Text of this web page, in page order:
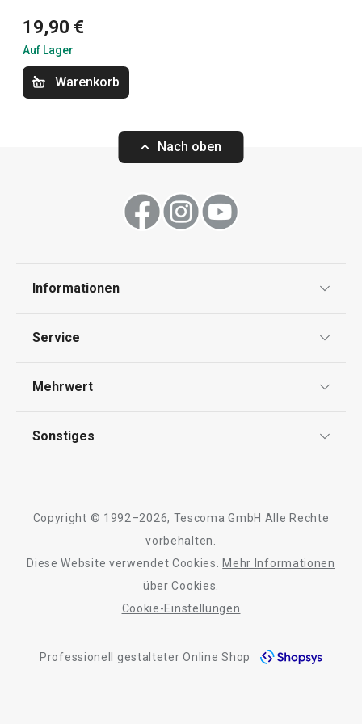
Schneiden
Haushalt
Waschen und Reinigen
Universalmesser PRECIOSO 9 cm
Warenkorb
Vespermesser
Alle Produkte der Linie PRECIOSO
19,90 €
Auf Lager
Warenkorb
Nach oben
Informationen
Impressum
Service
Kontaktformular
Mehrwert
Qualität
Sonstiges
Barrierefreiheit
Copyright © 1992–2026, Tescoma GmbH Alle Rechte
vorbehalten.
Diese Website verwendet Cookies.
Mehr Informationen
über Cookies.
Cookie-Einstellungen
Professionell gestalteter Online Shop